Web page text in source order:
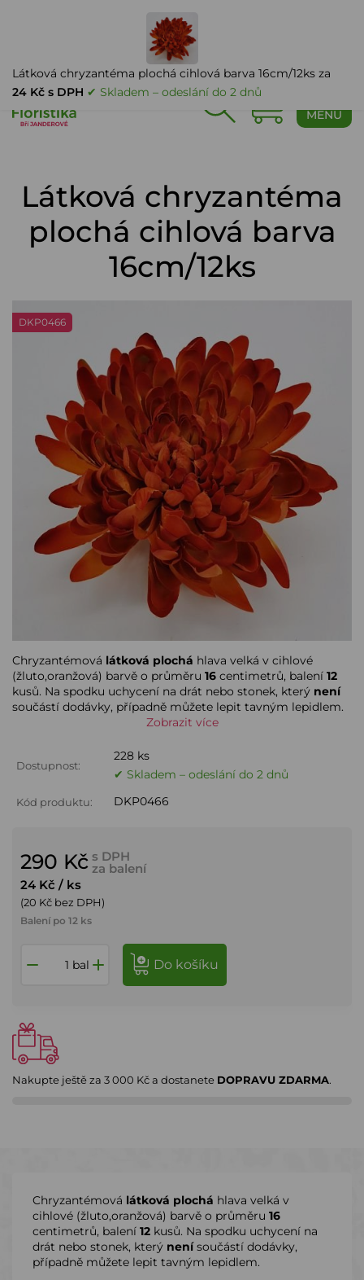
MENU
Látková chryzantéma
plochá cihlová barva
16cm/12ks
DKP0466
Chryzantémová látková plochá hlava velká v cihlové
(žluto,oranžová) barvě o průměru 16 centimetrů, balení 12
kusů. Na spodku uchycení na drát nebo stonek, který není
součástí dodávky, případně můžete lepit tavným lepidlem.
Zobrazit více
Dostupnost:
228 ks
✔ Skladem – odeslání do 2 dnů
Kód produktu: DKP0466
290 Kč s DPH
za balení
24 Kč / ks
(20 Kč bez DPH)
Balení po 12 ks
bal do košíku
Nakupte ještě za 3 000 Kča dostanete DOPRAVU ZDARMA.
Látková chryzantéma plochá cihlová barva 16cm/12ks za
24 Kč s DPH ✔ Skladem – odeslání do 2 dnů
Chryzantémová látková plochá hlava velká v
cihlové (žluto,oranžová) barvě o průměru 16
centimetrů, balení 12 kusů. Na spodku uchycení na
drát nebo stonek, který nenísoučástí dodávky,
případně můžete lepit tavným lepidlem.